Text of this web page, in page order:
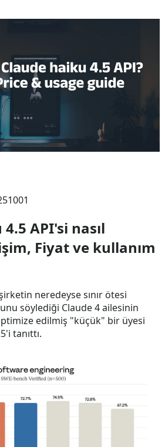
API'si nasıl
Fiyat ve kullanım
neredeyse sınır ötesi
söylediği Claude 4 ailesinin
edilmiş "küçük" bir üyesi
tanıttı.